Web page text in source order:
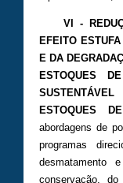
VI -
EFEITO
E DA
ESTOQUES
ESTOQUES
abordagens de
programas
desmatamento
conservação,